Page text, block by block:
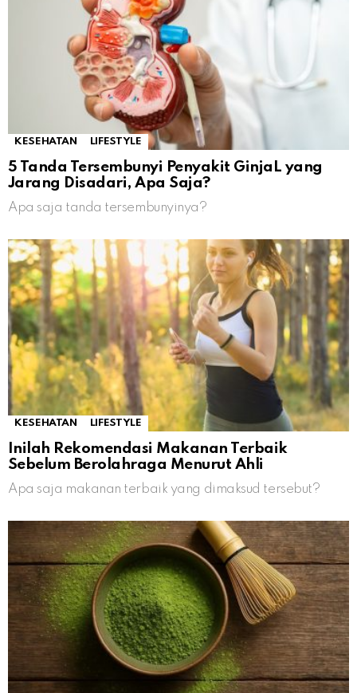
KESEHATAN LIFESTYLE
5 Tanda Tersembunyi Penyakit GinjaL yang
Jarang Disadari, Apa Saja?
Apa saja tanda tersembunyinya?
KESEHATAN LIFESTYLE
Inilah Rekomendasi Makanan Terbaik
Sebelum Berolahraga Menurut Ahli
Apa saja makanan terbaik yang dimaksud tersebut?